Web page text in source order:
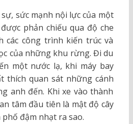
sức mạnh nội lực của một
phản chiếu qua độ che
các công trình kiến trúc và
của những khu rừng. Đi du
một nước lạ, khi máy bay
thích quan sát những cánh
anh đến. Khi xe vào thành
tâm đầu tiên là mật độ cây
đậm nhạt ra sao.